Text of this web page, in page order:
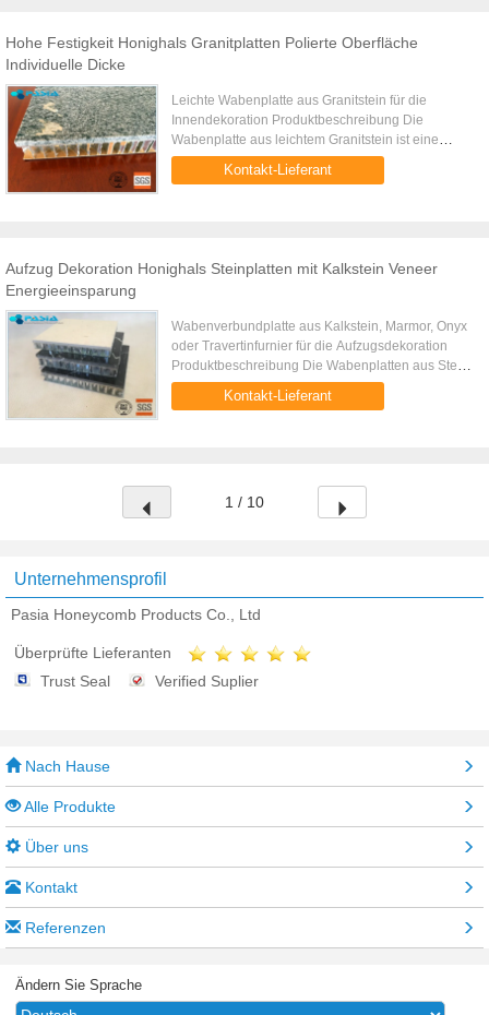
Hohe Festigkeit Honighals Granitplatten Polierte Oberfläche
Individuelle Dicke
Leichte Wabenplatte aus Granitstein für die
Innendekoration Produktbeschreibung Die
Wabenplatte aus leichtem Granitstein ist eine
Sandwichstruktur aus einer Aluminiumplatte,
einem Wabenkern aus Aluminium und ...
Kontakt-Lieferant
Aufzug Dekoration Honighals Steinplatten mit Kalkstein Veneer
Energieeinsparung
Wabenverbundplatte aus Kalkstein, Marmor, Onyx
oder Travertinfurnier für die Aufzugsdekoration
Produktbeschreibung Die Wabenplatten aus Stein
können bei der Gestaltung und Herstellung durch
die Firma Pasia ...
Kontakt-Lieferant
1 / 10
Unternehmensprofil
Pasia Honeycomb Products Co., Ltd
Überprüfte Lieferanten
Trust Seal
Verified Suplier
Nach Hause
Alle Produkte
Über uns
Kontakt
Referenzen
Ändern Sie Sprache